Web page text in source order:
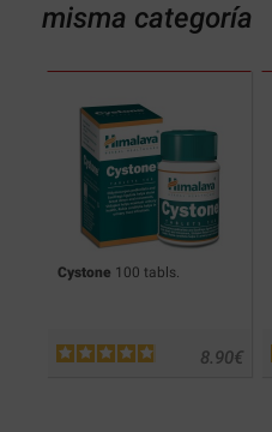
misma categoría
Cystone 100 tabls.
€
8.90